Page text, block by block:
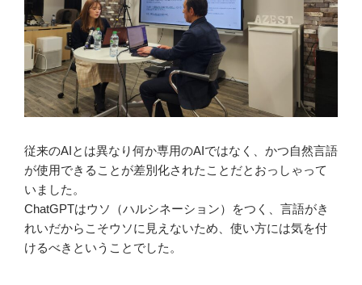
従来のAIとは異なり何か専用のAIではなく、かつ自然言語
が使用できることが差別化されたことだとおっしゃって
いました。
ChatGPTはウソ（ハルシネーション）をつく、言語がき
れいだからこそウソに見えないため、使い方には気を付
けるべきということでした。